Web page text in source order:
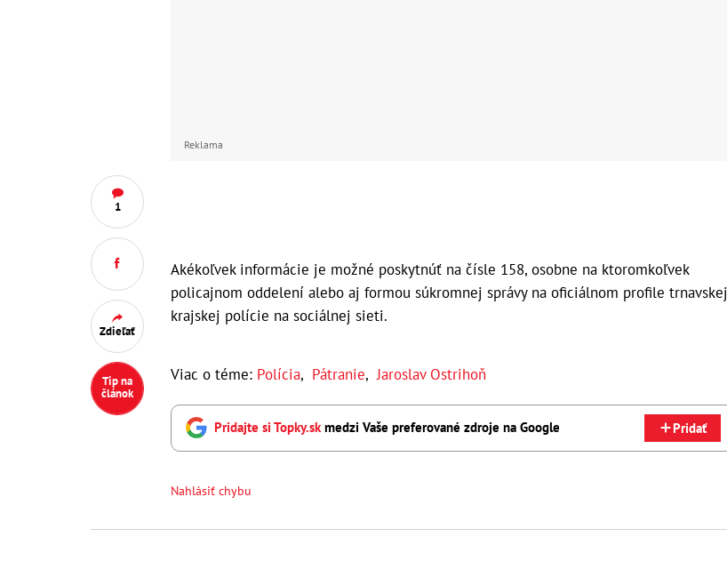
1
Zdieľať
Tip na
článok
Reklama
Akékoľvek informácie je možné poskytnúť na čísle 158, osobne na ktoromkoľvek
policajnom oddelení alebo aj formou súkromnej správy na oficiálnom profile trnavskej
krajskej polície na sociálnej sieti.
Viac o téme: Polícia, Pátranie,Jaroslav Ostrihoň
Pridajte si Topky.skmedzi Vaše preferované zdroje na Google Pridať
Nahlásiť chybu